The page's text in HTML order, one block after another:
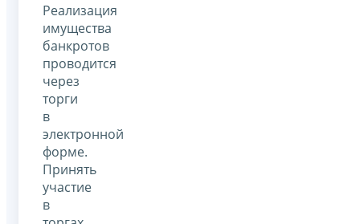
Реализация
имущества
банкротов
проводится
через
торги
в
электронной
форме.
Принять
участие
в